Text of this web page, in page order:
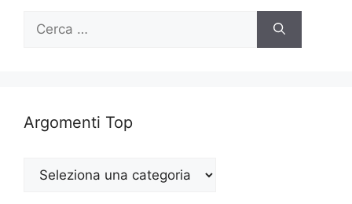
per:
Argomenti Top
Argomenti
Top